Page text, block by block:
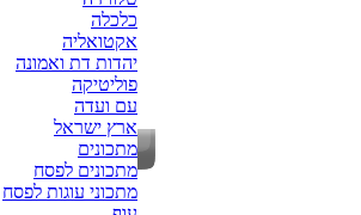
כלכלה
אקטואליה
יהדות דת ואמונה
פוליטיקה
עם ועדה
ארץ ישראל
מתכונים
מתכונים לפסח
מתכוני עוגות לפסח